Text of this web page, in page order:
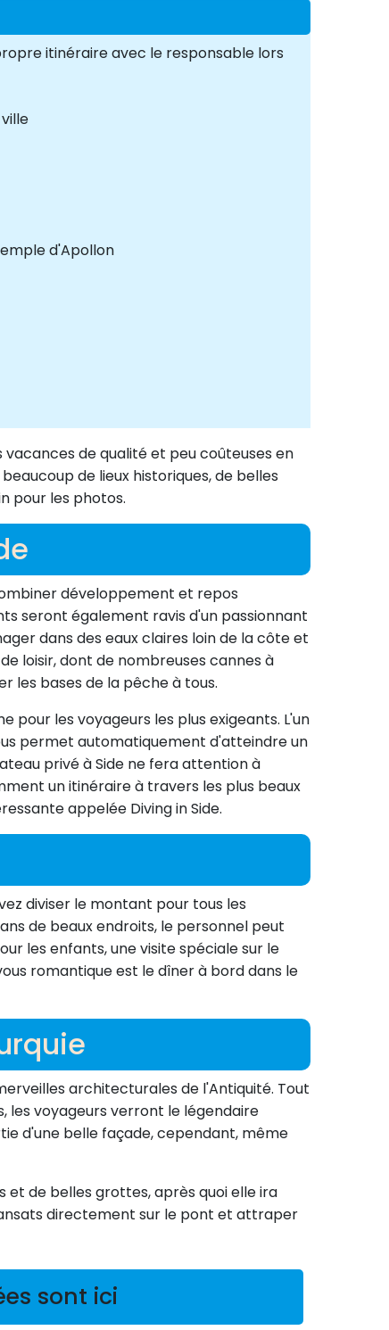
itinéraire avec le responsable lors
d'Apollon
de qualité et peu coûteuses en
de lieux historiques, de belles
pour les photos.
développement et repos
seront également ravis d'un passionnant
dans des eaux claires loin de la côte et
loisir, dont de nombreuses cannes à
les bases de la pêche à tous.
pour les voyageurs les plus exigeants. L'un
permet automatiquement d'atteindre un
privé à Side ne fera attention à
un itinéraire à travers les plus beaux
appelée Diving in Side.
diviser le montant pour tous les
de beaux endroits, le personnel peut
les enfants, une visite spéciale sur le
romantique est le dîner à bord dans le
architecturales de l'Antiquité. Tout
les voyageurs verront le légendaire
d'une belle façade, cependant, même
et de belles grottes, après quoi elle ira
directement sur le pont et attraper
sont ici